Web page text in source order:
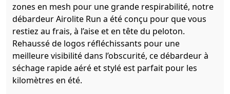
zones en mesh pour une grande respirabilité, notre
débardeur Airolite Run a été conçu pour que vous
restiez au frais, à l’aise et en tête du peloton.
Rehaussé de logos réfléchissants pour une
meilleure visibilité dans l’obscurité, ce débardeur à
séchage rapide aéré et stylé est parfait pour les
kilomètres en été.